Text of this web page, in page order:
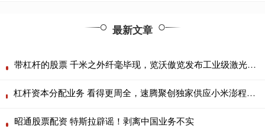
最新文章
带杠杆的股票 千米之外纤毫毕现，览沃傲览发布工业级激光雷达Avia 2
杠杆资本分配业务 看得更周全，速腾聚创独家供应小米澎程后向激光雷达
昭通股票配资 特斯拉辟谣！剥离中国业务不实